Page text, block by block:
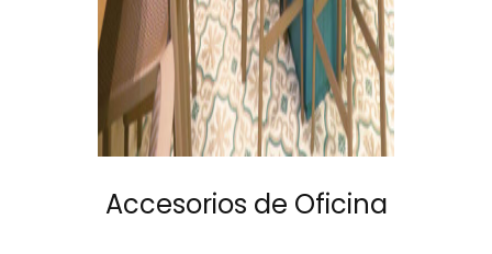
Accesorios de Oficina